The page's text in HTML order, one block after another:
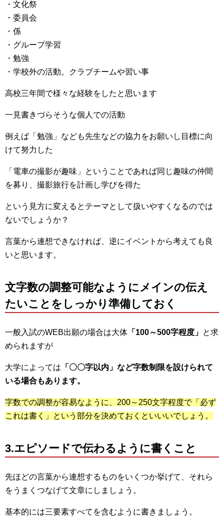
・文化祭
・委員会
・係
・グループ学習
・勉強
・学校外の活動。クラブチームや習い事
高校三年間で様々な経験をしたと思います
一見書きづらそうな個人での活動
例えば「勉強」なども先生などの協力をお願いし目標に向
けて努力した
「電車の撮影が趣味」ということであれば同じ趣味の仲間
を募り、撮影旅行を計画し学びを得た
という見方に変えるとテーマとして扱いやすくなるのでは
ないでしょうか？
言葉から連想できなければ、逆にイベントから考えても良
いと思います。
文字数の調整可能なようにメインの伝え
たいことをしっかり準備しておく
一般入試のWEB出願の場合は大体 「100～500字程度」 と求
められますが
大学によっては 「〇〇字以内」など字数制限を設けられて
いる場合もあります。
字数での調整が容易なように、200～250文字程度で「必ず
これは書く」という部分を決めておくといいいでしょう。
3.エピソードで伝わるように書くこと
先ほどの言葉から連想するものをいくつか挙げて、それら
をうまくつなげて文章にしましょう。
基本的には三要素すべてを含むように書きましょう。